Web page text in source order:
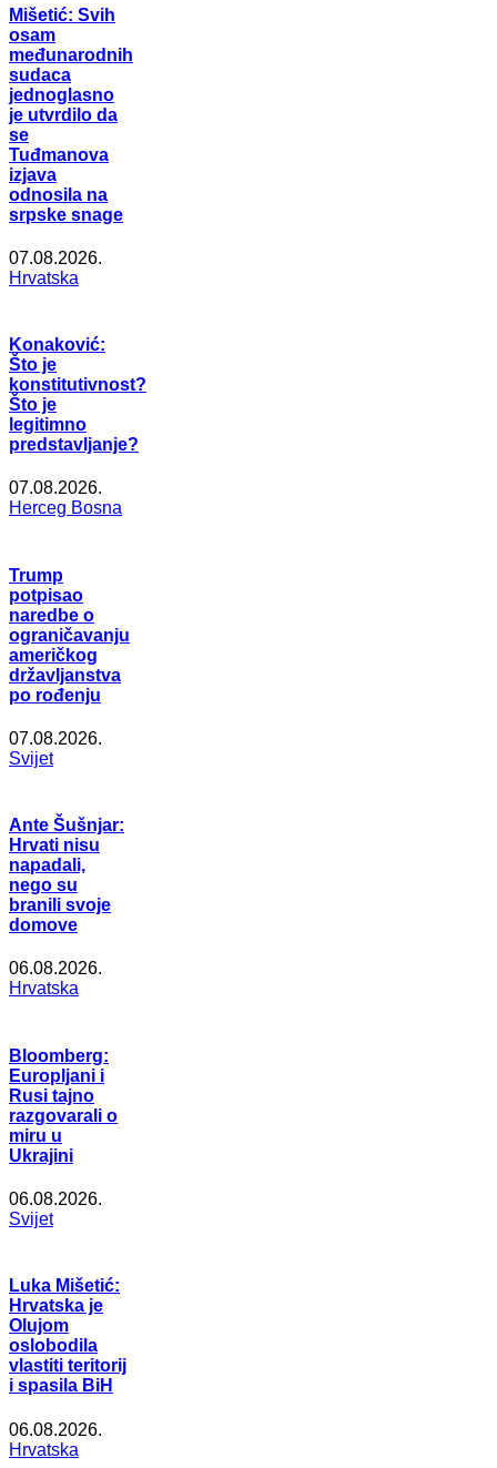
Mišetić: Svih
osam
međunarodnih
sudaca
jednoglasno
je utvrdilo da
se
Tuđmanova
izjava
odnosila na
srpske snage
07.08.2026.
Hrvatska
Konaković:
Što je
konstitutivnost?
Što je
legitimno
predstavljanje?
07.08.2026.
Herceg Bosna
Trump
potpisao
naredbe o
ograničavanju
američkog
državljanstva
po rođenju
07.08.2026.
Svijet
Ante Šušnjar:
Hrvati nisu
napadali,
nego su
branili svoje
domove
06.08.2026.
Hrvatska
Bloomberg:
Europljani i
Rusi tajno
razgovarali o
miru u
Ukrajini
06.08.2026.
Svijet
Luka Mišetić:
Hrvatska je
Olujom
oslobodila
vlastiti teritorij
i spasila BiH
06.08.2026.
Hrvatska